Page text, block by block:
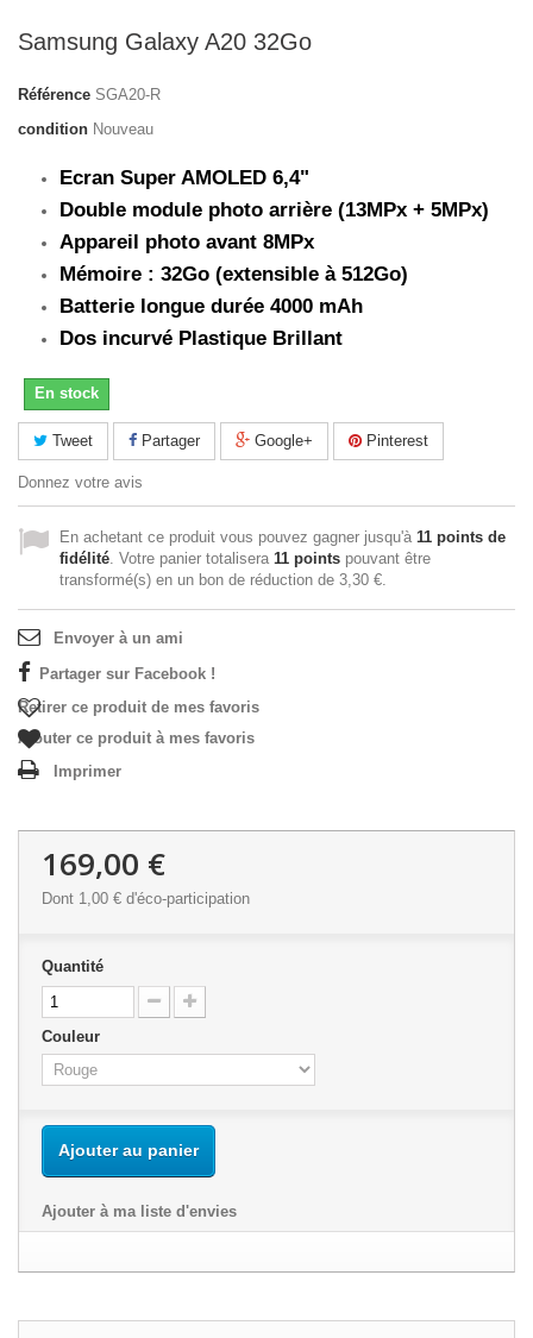
Samsung Galaxy A20 32Go
Référence SGA20-R
condition Nouveau
Ecran Super AMOLED 6,4"
Double module photo arrière (13MPx + 5MPx)
Appareil photo avant 8MPx
Mémoire : 32Go (extensible à 512Go)
Batterie longue durée 4000 mAh
Dos incurvé Plastique Brillant
En stock
Tweet Partager Google+ Pinterest
Donnez votre avis
En achetant ce produit vous pouvez gagner jusqu'à 11 points de
fidélité. Votre panier totalisera 11 points pouvant être
transformé(s) en un bon de réduction de 3,30 €.
Envoyer à un ami
Partager sur Facebook !
Retirer ce produit de mes favoris
Ajouter ce produit à mes favoris
Imprimer
169,00 €
Dont 1,00 € d'éco-participation
Quantité
Couleur
Ajouter au panier
Ajouter à ma liste d'envies